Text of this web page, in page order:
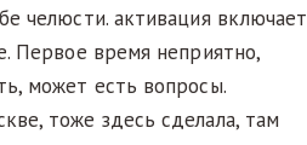
челюсти. активация включает
Первое время неприятно,
может есть вопросы.
тоже здесь сделала, там